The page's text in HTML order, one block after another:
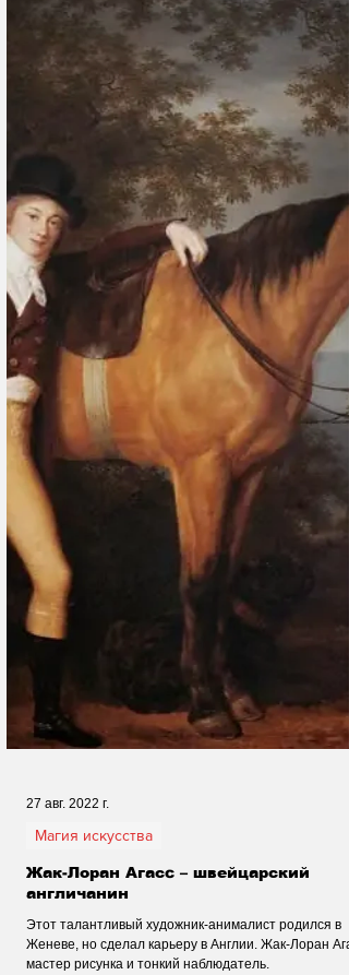
1 окт. 2022 г.
Магия искусства
Пейзажи Фердинанда Ходлера
Фердинанд Ходлер: миссия художника… состоит в
чтобы выразить вечное в природе – её красоту...